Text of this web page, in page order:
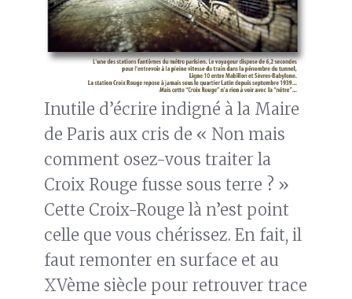
Inutile d’écrire indigné à la Maire
de Paris aux cris de « Non mais
comment osez-vous traiter la
Croix Rouge fusse sous terre ? »
Cette Croix-Rouge là n’est point
celle que vous chérissez. En fait, il
faut remonter en surface et au
XVème siècle pour retrouver trace